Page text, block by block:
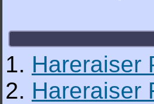
1. Hareraiser
2. Hareraiser